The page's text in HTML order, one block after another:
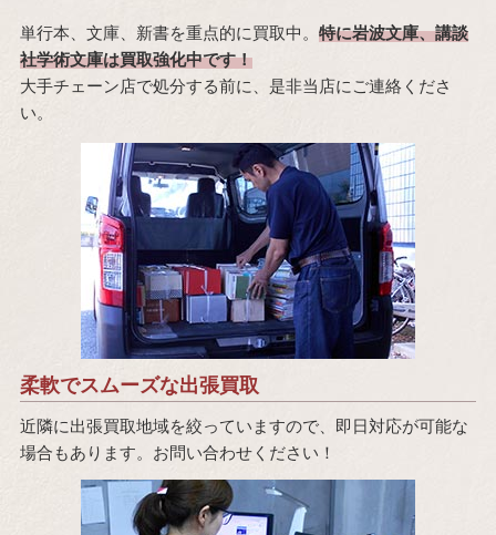
単行本、文庫、新書を重点的に買取中。 特に岩波文庫、講談
社学術文庫は買取強化中です！
大手チェーン店で処分する前に、是非当店にご連絡くださ
い。
柔軟でスムーズな出張買取
近隣に出張買取地域を絞っていますので、即日対応が可能な
場合もあります。お問い合わせください！